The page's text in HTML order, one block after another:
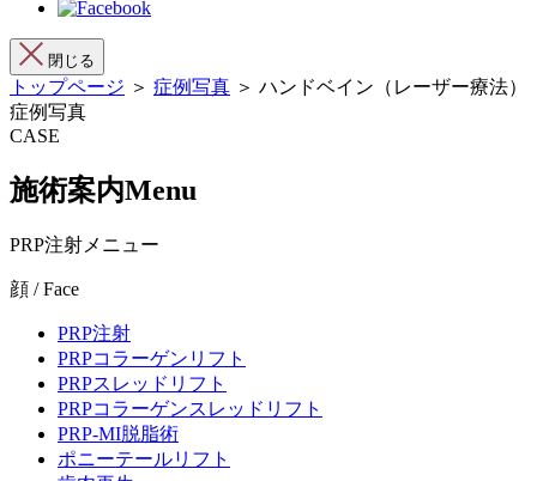
閉じる
トップページ ＞ 症例写真 ＞ ハンドベイン（レーザー療法）
症例写真
CASE
施術案内Menu
PRP注射メニュー
顔 / Face
PRP注射
PRPコラーゲンリフト
PRPスレッドリフト
PRPコラーゲンスレッドリフト
PRP-MI脱脂術
ポニーテールリフト